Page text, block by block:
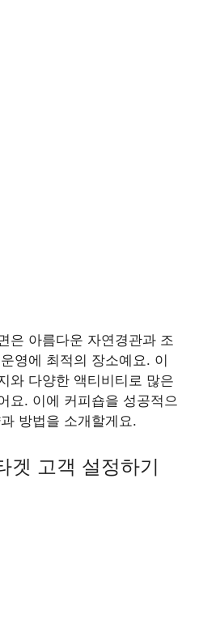
은 아름다운 자연경관과 조
영에 최적의 장소예요. 이
와 다양한 액티비티로 많은
요. 이에 커피숍을 성공적으
방법을 소개할게요.
겟 고객 설정하기